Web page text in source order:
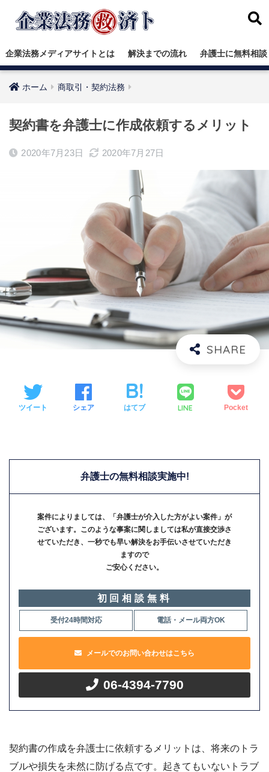
企業法務メディアサイトとは 解決までの流れ 弁護士に無料相談
ホーム 商取引・契約法務
契約書を弁護士に作成依頼するメリット
2020年7月23日 2020年7月27日
ツイート シェア はてブ LINE Pocket
弁護士の無料相談実施中!
案件によりましては、「弁護士が介入した方がよい案件」が
ございます。このような事案に関しましては私が直接交渉さ
せていただき、一秒でも早い解決をお手伝いさせていただき
ますので
ご安心ください。
初回相談無料
受付24時間対応 電話・メール両方OK
メールでのお問い合わせはこちら
06-4394-7790
契約書の作成を弁護士に依頼するメリットは、将来のトラ
ブルや損失を未然に防げる点です。起きてもいないトラブ